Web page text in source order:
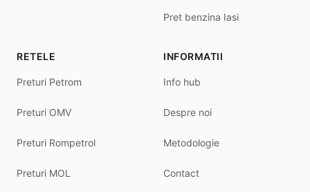
Pret benzina Iasi
RETELE
Preturi Petrom
Preturi OMV
Preturi Rompetrol
Preturi MOL
INFORMATII
Info hub
Despre noi
Metodologie
Contact